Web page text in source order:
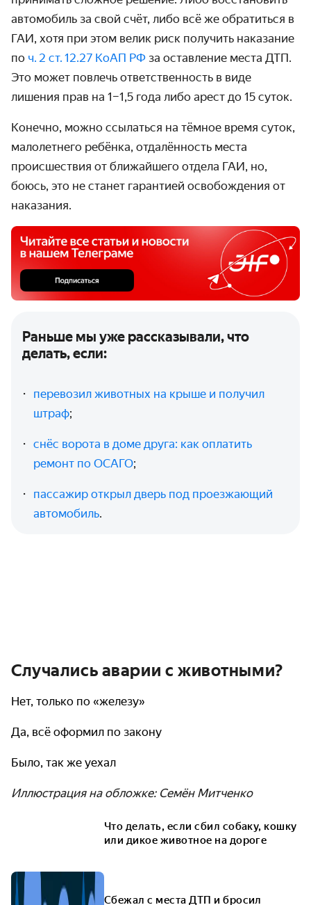
автомобиль за свой счёт, либо всё же обратиться в
ГАИ, хотя при этом велик риск получить наказание
по ч. 2 ст. 12.27 КоАП РФ за оставление места ДТП.
Это может повлечь ответственность в виде
лишения прав на 1–1,5 года либо арест до 15 суток.
Конечно, можно ссылаться на тёмное время суток,
малолетнего ребёнка, отдалённость места
происшествия от ближайшего отдела ГАИ, но,
боюсь, это не станет гарантией освобождения от
наказания.
Раньше мы уже рассказывали, что
делать, если:
перевозил животных на крыше и получил
штраф;
снёс ворота в доме друга: как оплатить
ремонт по ОСАГО;
пассажир открыл дверь под проезжающий
автомобиль.
Случались аварии с животными?
Нет, только по «железу»
Да, всё оформил по закону
Было, так же уехал
Иллюстрация на обложке: Семён Митченко
Что делать, если сбил собаку, кошку
или дикое животное на дороге
Сбежал с места ДТП и бросил